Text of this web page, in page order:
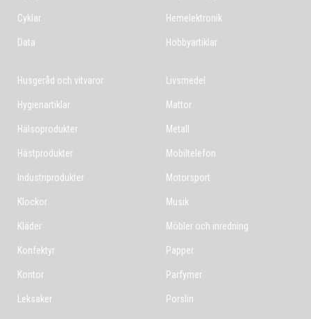
Cyklar
Data
Hemelektronik
Hobbyartiklar
Husgeråd och vitvaror
Hygienartiklar
Hälsoprodukter
Hästprodukter
Industriprodukter
Klockor
Kläder
Konfektyr
Kontor
Leksaker
Livsmedel
Mattor
Metall
Mobiltelefon
Motorsport
Musik
Möbler och inredning
Papper
Parfymer
Porslin